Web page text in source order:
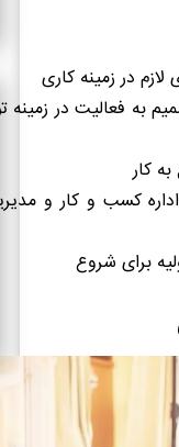
در زمینه کاری
به فعالیت در زمینه
کار
کسب و کار و